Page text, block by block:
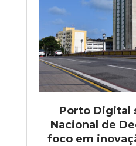
Porto Digital
Nacional de
foco em